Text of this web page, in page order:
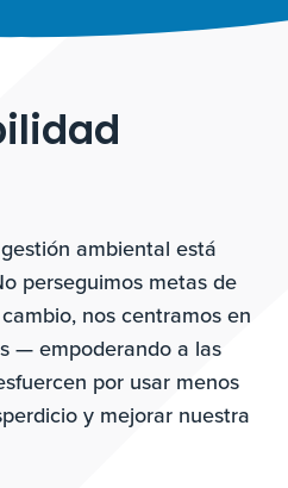
ambiental está
perseguimos metas de
nos centramos en
— empoderando a las
por usar menos
y mejorar nuestra